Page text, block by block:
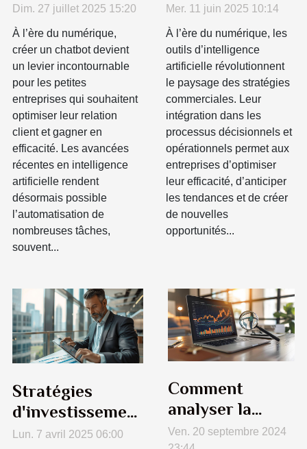
entreprises
peuvent
bénéficier de
créer un chatbot
Dim. 27 juillet 2025 15:20
À l’ère du numérique,
créer un chatbot devient
un levier incontournable
pour les petites
entreprises qui souhaitent
optimiser leur relation
client et gagner en
efficacité. Les avancées
récentes en intelligence
artificielle rendent
désormais possible
l’automatisation de
nombreuses tâches,
souvent...
transforment-ils
les stratégies
d'affaires
modernes ?
Mer. 11 juin 2025 10:14
À l’ère du numérique, les
outils d’intelligence
artificielle révolutionnent
le paysage des stratégies
commerciales. Leur
intégration dans les
processus décisionnels et
opérationnels permet aux
entreprises d’optimiser
leur efficacité, d’anticiper
les tendances et de créer
de nouvelles
opportunités...
Stratégies
d'investissement
à faible risque
Lun. 7 avril 2025 06:00
Comment
analyser la
rentabilité d'un
Ven. 20 septembre 2024